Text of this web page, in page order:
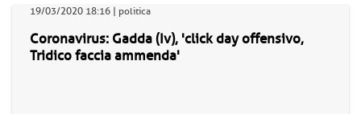
19/03/2020 18:16 | politica
Coronavirus: Gadda (Iv), 'click day offensivo,
Tridico faccia ammenda'